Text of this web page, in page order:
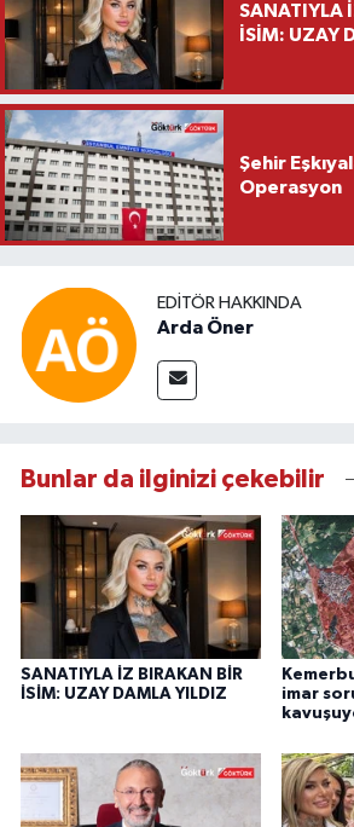
SANATIYLA
İSİM: UZAY
Şehir
Operasyon
EDITÖR HAKKINDA
Arda Öner
Bunlar da ilginizi çekebilir
SANATIYLA İZ BIRAKAN BİR
İSİM: UZAY DAMLA YILDIZ
imar